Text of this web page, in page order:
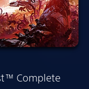
Complete